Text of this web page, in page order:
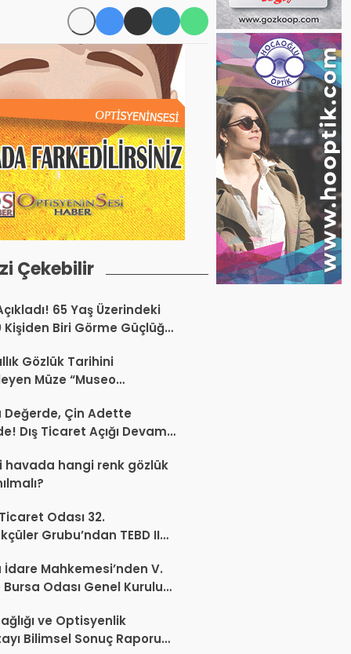
Çekebilir
65 Yaş Üzerindeki
Kişiden Biri Görme Güçlüğü
Gözlük Tarihini
Müze “Museo
Çin Adette
Dış Ticaret Açığı Devam
havada hangi renk gözlük
Odası 32.
Grubu’ndan TEBD II
açıklaması
İdare Mahkemesi’nden V.
Odası Genel Kurulu
ve Optisyenlik
Bilimsel Sonuç Raporu